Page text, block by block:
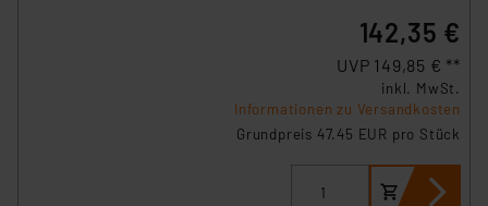
142,35 €
UVP 149,85 € **
inkl. MwSt.
Informationen zu Versandkosten
Grundpreis 47.45 EUR pro Stück